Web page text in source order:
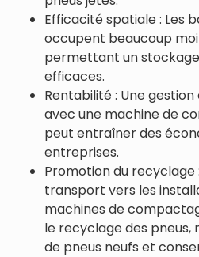
Efficacité spatiale : Les
occupent beaucoup
permettant un
efficaces.
Rentabilité : Une
avec une machine de
peut entraîner des
entreprises.
Promotion du recyclage
transport vers les
machines de
le recyclage des pneus,
de pneus neufs et